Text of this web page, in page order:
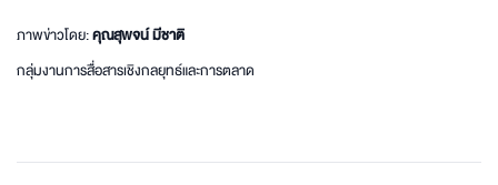
ภาพข่าวโดย:คุณสุพจน์ มีชาติ
กลุ่มงานการสื่อสารเชิงกลยุทธ์และการตลาด